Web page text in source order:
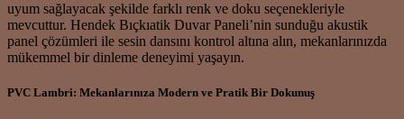
uyum sağlayacak şekilde farklı renk ve doku seçenekleriyle
mevcuttur. Hendek Bıçkıatik Duvar Paneli’nin sunduğu akustik
panel çözümleri ile sesin dansını kontrol altına alın, mekanlarınızda
mükemmel bir dinleme deneyimi yaşayın.
PVC Lambri: Mekanlarınıza Modern ve Pratik Bir Dokunuş